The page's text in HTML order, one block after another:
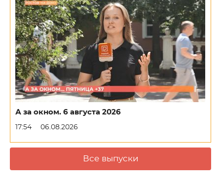
А за окном. 6 августа 2026
17:54 06.08.2026
Все выпуски